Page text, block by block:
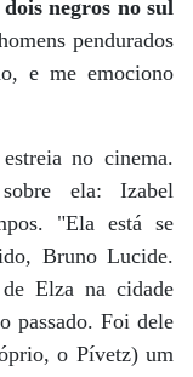
negros no sul
pendurados
e me emociono
no cinema.
ela: Izabel
"Ela está se
Bruno Lucide.
Elza na cidade
passado. Foi dele
o Pívetz) um